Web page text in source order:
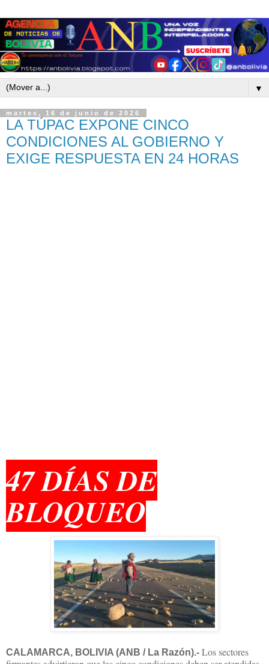
▼
martes, 16 de junio de 2026
LA TÚPAC EXPONE CINCO
CONDICIONES AL GOBIERNO Y
EXIGE RESPUESTA EN 24 HORAS
47 DÍAS DE
BLOQUEO
CALAMARCA, BOLIVIA (ANB / La Razón).- Los sectores